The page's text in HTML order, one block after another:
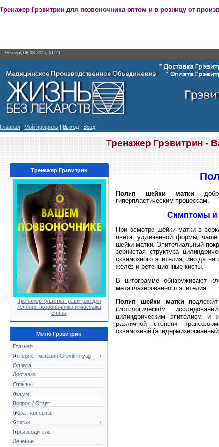
Тренажер Грэвитрин для позвоночника оптом и в розницу от
Четверг, 06.08.2026, 01:23
Главная | Мой профиль | Выход | Вход
Тренажер Грэвитрин -
Тренажер Грэвитрин
Тренажер-кушетка Грэвитрин для
лечения позвоночника и массажа
спины
Меню Грэвитрин
Главная
Интернет-магазин Grevitrin-yug
Оплата
Доставка
Отзывы
Форум
Вопрос / Ответ
Обратная связь
Статьи
Производитель
Лечение
Полип шейки матки
гиперпластическим процессам.
Симптомы и
При осмотре шейки матки в
цвета, удлинённой формы, чаше
шейки матки. Эпителиальный
зернистая структура
сквамозного эпителия; иногда
желёз и ретенционные кисты.
В цитограмме обнаруживают
метаплазированного эпителия.
Полип шейки маткиподлежит
гистологическом
цилиндрическим эпителием и
различной степени
сквамозный